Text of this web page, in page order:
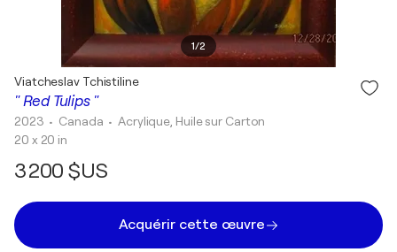
1/2
" Red Tulips "
Viatcheslav Tchistiline
2023 • Canada •Acrylique, Huile sur Carton
20 x 20 in
3 200 $US
Acquérir cette œuvre